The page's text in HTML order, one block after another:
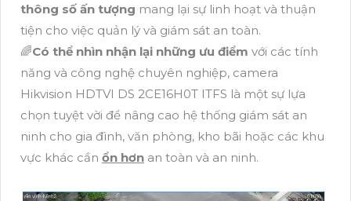
thông số ấn tượng mang lại sự linh hoạt và thuận
tiện cho việc quản lý và giám sát an toàn.
🌈Có thể nhìn nhận lại những ưu điểm với các tính
năng và công nghệ chuyên nghiệp, camera
Hikvision HDTVI DS 2CE16H0T ITFS là một sự lựa
chọn tuyệt vời để nâng cao hệ thống giám sát an
ninh cho gia đình, văn phòng, kho bãi hoặc các khu
vực khác cần ổn hơn an toàn và an ninh.